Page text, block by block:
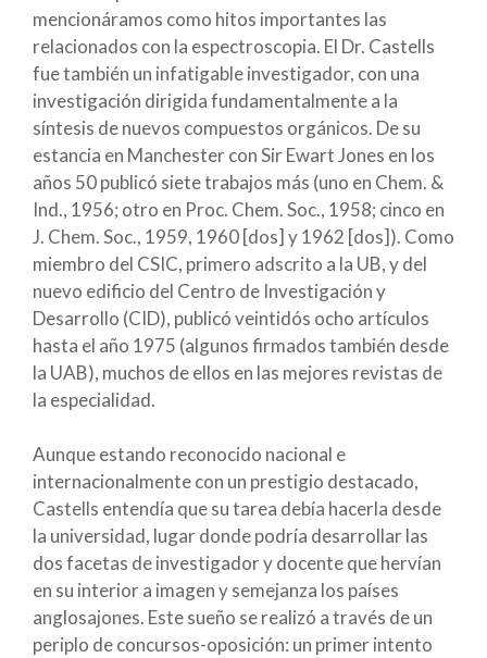
mencionáramos como hitos importantes las
relacionados con la espectroscopia. El Dr. Castells
fue también un infatigable investigador, con una
investigación dirigida fundamentalmente a la
síntesis de nuevos compuestos orgánicos. De su
estancia en Manchester con Sir Ewart Jones en los
años 50 publicó siete trabajos más (uno en Chem. &
Ind., 1956; otro en Proc. Chem. Soc., 1958; cinco en
J. Chem. Soc., 1959, 1960 [dos] y 1962 [dos]). Como
miembro del CSIC, primero adscrito a la UB, y del
nuevo edificio del Centro de Investigación y
Desarrollo (CID), publicó veintidós ocho artículos
hasta el año 1975 (algunos firmados también desde
la UAB), muchos de ellos en las mejores revistas de
la especialidad.
Aunque estando reconocido nacional e
internacionalmente con un prestigio destacado,
Castells entendía que su tarea debía hacerla desde
la universidad, lugar donde podría desarrollar las
dos facetas de investigador y docente que hervían
en su interior a imagen y semejanza los países
anglosajones. Este sueño se realizó a través de un
periplo de concursos-oposición: un primer intento